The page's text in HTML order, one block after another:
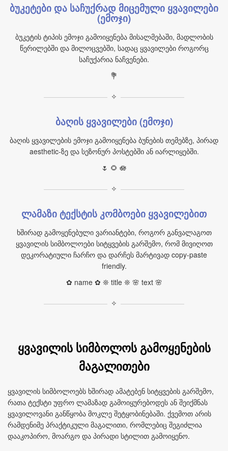
ბუკეტები და საჩუქრად მიცემული ყვავილები
(ემოჯი)
ბუკეტის ტიპის ემოჯი გამოიყენება მისალმებაში, მადლობის
წერილებში და მილოცვებში, სადაც ყვავილები როგორც
საჩუქარია ნაჩვენები.
💐
✧
ბაღის ყვავილები (ემოჯი)
ბაღის ყვავილების ემოჯი გამოიყენება ბუნების თემებზე, პირად
aesthetic-ზე და სეზონურ პოსტებში ან იარლიყებში.
🌷 🌻 🪷
✧
ლამაზი ტექსტის კომბოები ყვავილებით
ხშირად გამოყენებული ვარიანტები, როგორ განვალაგოთ
ყვავილის სიმბოლოები სიტყვების გარშემო, რომ მივიღოთ
დეკორატიული ჩარჩო და დარჩეს მარტივად copy‑paste
friendly.
✿ name ✿ ❊ title ❊ 🌸 text 🌸
✧
ყვავილის სიმბოლოს გამოყენების
მაგალითები
ყვავილის სიმბოლოებს ხშირად ამატებენ სიტყვების გარშემო,
რათა ტექსტი უფრო ლამაზად გამოიყურებოდეს ან შეიქმნას
ყვავილოვანი განწყობა მოკლე შეტყობინებაში. ქვემოთ არის
რამდენიმე პრაქტიკული მაგალითი, რომლებიც შეგიძლია
დააკოპირო, მოარგო და პირადი სტილით გამოიყენო.